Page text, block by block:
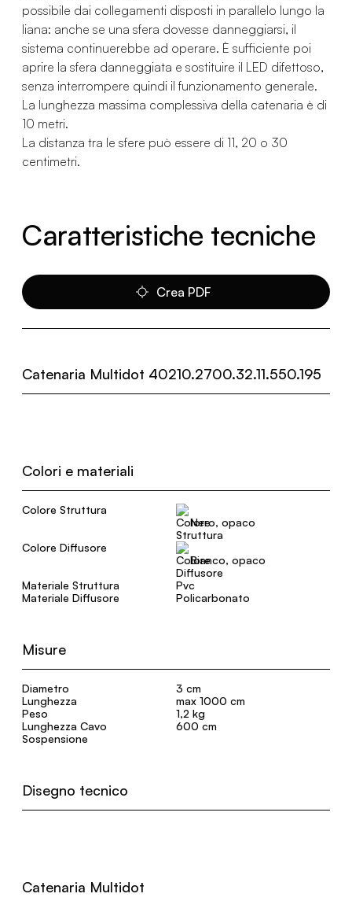
possibile dai collegamenti disposti in parallelo lungo la
liana: anche se una sfera dovesse danneggiarsi, il
sistema continuerebbe ad operare. È sufficiente poi
aprire la sfera danneggiata e sostituire il LED difettoso,
senza interrompere quindi il funzionamento generale.
La lunghezza massima complessiva della catenaria è di
10 metri.
La distanza tra le sfere può essere di 11, 20 o 30
centimetri.
Caratteristiche tecniche
Crea PDF
Catenaria Multidot 40210.2700.32.11.550.195
Colori e materiali
Colore Struttura
Nero, opaco
Colore Diffusore
Bianco, opaco
Materiale Struttura
Pvc
Materiale Diffusore
Policarbonato
Misure
Diametro
3 cm
Lunghezza
max 1000 cm
Peso
1,2 kg
Lunghezza Cavo
Sospensione
600 cm
Disegno tecnico
Catenaria Multidot